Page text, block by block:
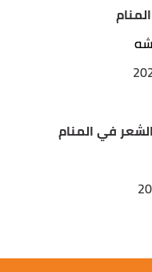
في المنام